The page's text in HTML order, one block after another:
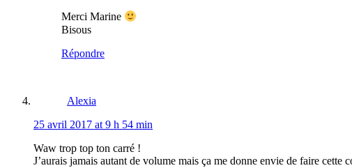
Merci Marine
Bisous
Répondre
Alexia
25 avril 2017 at 9 h 54 min
Waw trop top ton carré !
J’aurais jamais autant de volume mais ça me donne envie de faire